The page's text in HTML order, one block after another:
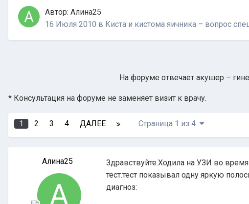
Автор: Алина25
16 Июля 2010 в Киста и кистома яичника – вопрос
На форуме отвечает акушер –
* Консультация на форуме не заменяет визит к врачу.
1 2 3 4 ДАЛЕЕ Страница 1 из 4
Алина25
Здравствуйте.Ходила на УЗИ во
тест.тест показывал одну яркую
диагноз: